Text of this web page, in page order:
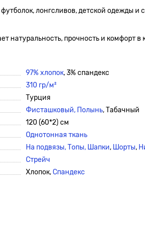
лонгсливов, детской одежды
натуральность, прочность и комфорт
97% хлопок, 3% спандекс
310 гр/м²
Турция
Фисташковый, Полынь, Табачный
120 (60*2) см
Однотонная ткань
На подвязы, Топы, Шапки, Шорты,
Стрейч
Хлопок,Спандекс